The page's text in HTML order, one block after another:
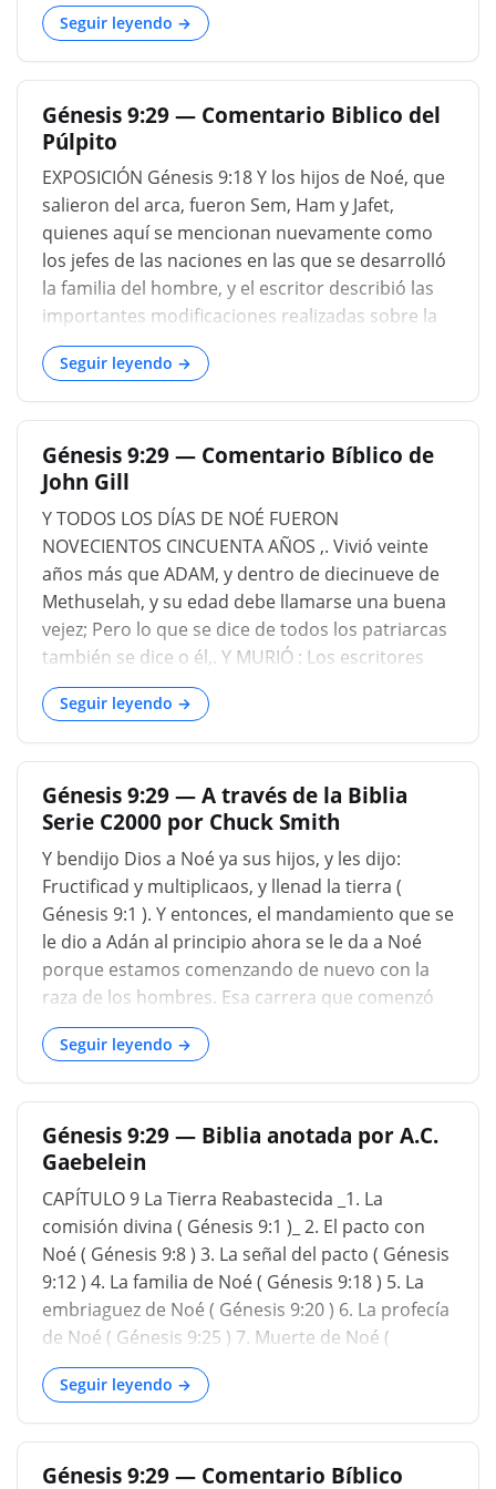
ellos, estamos preparados para un nuevo
desarrollo de la acción humana. Esto aparece,
sin embargo, en la forma de un evento que es en
sí mismo un encuentro preliminar a la siguiente
etapa de los acontecimientos. La profecía
Seguir leyendo →
Génesis 9:29 — Comentario Biblico del
Púlpito
EXPOSICIÓN Génesis 9:18 Y los hijos de Noé, que
salieron del arca, fueron Sem, Ham y Jafet,
quienes aquí se mencionan nuevamente como
los jefes de las naciones en las que se desarrolló
la familia del hombre, y el escritor describió las
importantes modificaciones realizadas sobre la
ley de la naturaleza y el pacto de la gracia, y estar
ahora a punto de proceder con el curso de la
historia humana. La presente sección, que se
extiende a Génesis 9:27, generalmente se asigna
al autor jovístico (Tuch, Bleek, Kalisch, Colenso,
Kuenen), aunque por Davidson se le atribuye a
un supuesto redactor, con la excepción de la
presente cláusula, que se reconoce como la
contribución de los jovistas a la historia. El
motivo de esta distribución es la introducción
del nombre Jehová en...
Seguir leyendo →
Génesis 9:29 — Comentario Bíblico de
John Gill
Y TODOS LOS DÍAS DE NOÉ FUERON
NOVECIENTOS CINCUENTA AÑOS ,. Vivió veinte
años más que ADAM, y dentro de diecinueve de
Methuselah, y su edad debe llamarse una buena
vejez; Pero lo que se dice de todos los patriarcas
también se dice o él,. Y MURIÓ : Los escritores
árabes dicen w, cuando el momento de su
muerte se levantó cerca, ordenó a su hijo shem
por su voluntad de llevar el cuerpo de Adán, y
colóquelo en medio de la tierra, y nombra a
Melchizedek, el hijo de Peleg, ministro de su
tumba; Y uno de ellos es muy particular en
cuanto al momento de su muerte; Dicen que X
murió en el segundo día del mes Ijar, en el cuarto
día (de la semana), a las dos de la mañana. w
elmacinus, p. 12. Patricidas, p. 11. APUT
HALTINGER. SMEGMA, P. 254. x patricidios, ib.
pag. 256....
Seguir leyendo →
Génesis 9:29 — A través de la Biblia
Serie C2000 por Chuck Smith
Y bendijo Dios a Noé ya sus hijos, y les dijo:
Fructificad y multiplicaos, y llenad la tierra (
Génesis 9:1 ). Y entonces, el mandamiento que se
le dio a Adán al principio ahora se le da a Noé
porque estamos comenzando de nuevo con la
raza de los hombres. Esa carrera que comenzó
con Adán fue aniquilada con la excepción de Noé
y sus tres hijos con sus esposas. Y ahora
estamos comenzando de nuevo para llenar la
tierra, múltiples, llenar la tierra. Ahora, el
mandamiento es llenar la tierra, pero dentro de
poco los encontraremos como congregados en
un área y en las llanuras de Sinar. Así que Dios
trajo allí el cambio de lenguajes para crear la
división y hacer que siguieran adelante y llenaran
la tierra, en lugar de tratar de poblar solo un
área. Y el temor de vosotros y vuestro pavor será
sobre toda bestia de la tierra, sobre toda ave de
Seguir leyendo →
Génesis 9:29 — Biblia anotada por A.C.
Gaebelein
CAPÍTULO 9 La Tierra Reabastecida _1. La
comisión divina ( Génesis 9:1 )_ 2. El pacto con
Noé ( Génesis 9:8 ) 3. La señal del pacto ( Génesis
9:12 ) 4. La familia de Noé ( Génesis 9:18 ) 5. La
embriaguez de Noé ( Génesis 9:20 ) 6. La profecía
de Noé ( Génesis 9:25 ) 7. Muerte de Noé (
Génesis 9:28 ) Se hace un nuevo comi
Seguir leyendo →
Génesis 9:29 — Comentario Bíblico